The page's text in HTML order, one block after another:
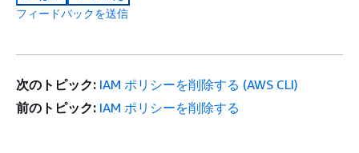
フィードバックを送信
次のトピック: IAM ポリシーを削除する (AWS CLI)
前のトピック: IAM ポリシーを削除する